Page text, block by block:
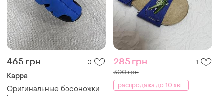
465 грн 0
Kappa
Оригинальные босоножки
285 грн 1
300 грн
распродажа до 10 авг.